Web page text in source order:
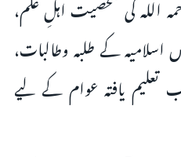
اسلامیہ کے طلبہ وطالبات،
یافتہ عوام کے لیے